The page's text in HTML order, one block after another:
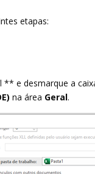
etapas:
e desmarque a
na área Geral.